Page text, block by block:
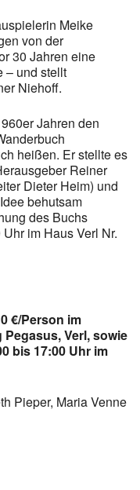
Meike
von der
30 Jahren eine
– und stellt
Niehoff.
Jahren den
heißen. Er stellte es
Reiner
Dieter Heim) und
behutsam
des Buchs
im Haus Verl Nr.
€/Person im
Verl, sowie
bis 17:00 Uhr im
Pieper, Maria Venne